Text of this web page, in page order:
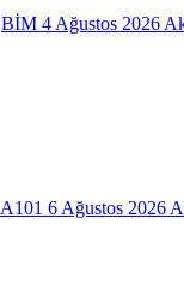
BİM 4 Ağustos 2026
A101 6 Ağustos 2026